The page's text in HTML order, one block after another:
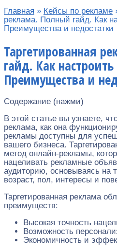
Главная » Кейсы по рекламе
реклама. Полный гайд. Как
Преимущества и недостатки
Таргетированная
гайд. Как
Преимущества и
Содержание (нажми)
В этой статье вы узнаете,
реклама, как она
рекламы доступны для
вашего бизнеса.
метод онлайн-рекламы,
нацеливать рекламные
аудиторию, основываясь на
возраст, пол, интересы и
Таргетированная реклама
преимуществ:
Высокая точность
Возможность
Экономичность и